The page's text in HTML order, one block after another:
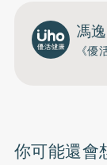
馮
《
你可能還會